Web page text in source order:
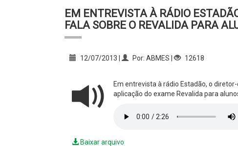
EM ENTREVISTA À RÁDIO
FALA SOBRE O REVALIDA PARA
12/07/2013 | Por: ABMES | 12618
Em entrevista à rádio Estadão, o
aplicação do exame Revalida para
Baixar arquivo